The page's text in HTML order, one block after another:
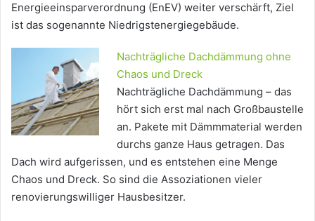
Energieeinsparverordnung (EnEV) weiter verschärft, Ziel
ist das sogenannte Niedrigstenergiegebäude.
Nachträgliche Dachdämmung ohne
Chaos und Dreck
Nachträgliche Dachdämmung – das
hört sich erst mal nach Großbaustelle
an. Pakete mit Dämmmaterial werden
durchs ganze Haus getragen. Das
Dach wird aufgerissen, und es entstehen eine Menge
Chaos und Dreck. So sind die Assoziationen vieler
renovierungswilliger Hausbesitzer.